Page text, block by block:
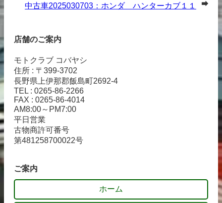
ル（ブラック）
中古車2025030703：ホンダ ハンターカブ１１
店舗のご案内
モトクラブ コバヤシ
住所 : 〒399-3702
長野県上伊那郡飯島町2692-4
TEL : 0265-86-2266
FAX : 0265-86-4014
AM8:00～PM7:00
平日営業
古物商許可番号
第481258700022号
ご案内
ホーム